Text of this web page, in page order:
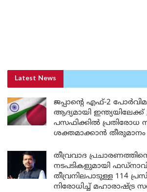
Latest News
ജപ്പാന്റെ എഫ്-2
ആദ്യമായി
പസഫിക്കിൽ
ശക്തമാക്കാൻ തീരുമാനം
തീവ്രവാദ
നടപടികളുമായി
തീവ്രനിലപാടുള്ള 114
നിരോധിച്ച് മഹാരാഷ്ട്ര